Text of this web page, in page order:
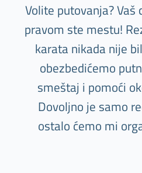
Volite putovanja? Vaš
pravom ste mestu!
karata nikada nije
obezbedićemo
smeštaj i pomoći
Dovoljno je samo
ostalo ćemo mi